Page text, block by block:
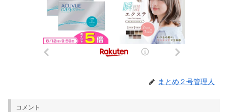
まとめ２号管理人
コメント